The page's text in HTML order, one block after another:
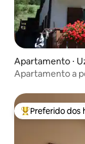
Apartamento ⋅
Apartamento a
Entre os
Preferido dos